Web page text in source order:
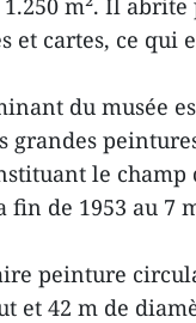
et cartes, ce qui
du musée
grandes
le
fin de 1953 au 7
peinture
et 42 m de